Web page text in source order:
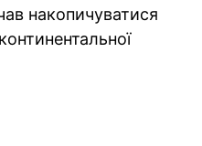
накопичуватися